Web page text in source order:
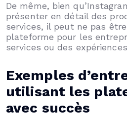
De même, bien
présenter en détail des
services, il peut ne pas
plateforme pour les
services ou des
Exemples
utilisant les
avec succès